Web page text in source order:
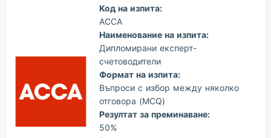
Код на изпита:
ACCA
Наименование на изпита:
Дипломирани експерт-
счетоводители
Формат на изпита:
Въпроси с избор между няколко
отговора (MCQ)
Резултат за преминаване:
50%